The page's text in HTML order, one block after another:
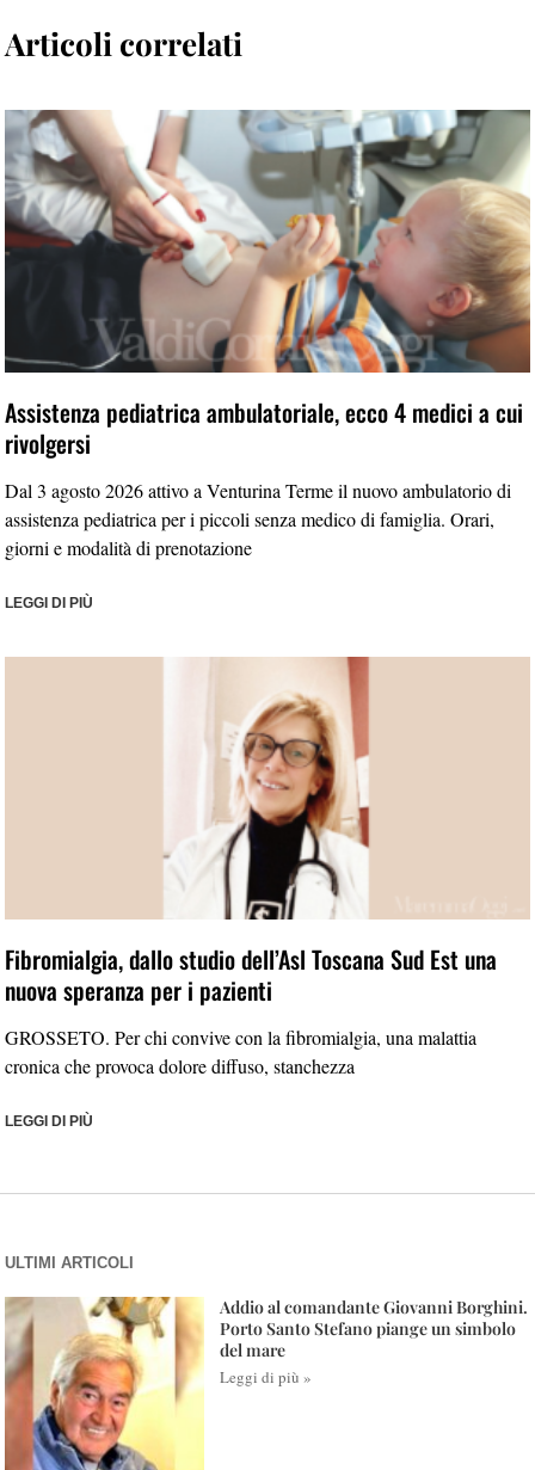
Articoli correlati
Assistenza pediatrica ambulatoriale, ecco 4 medici a cui
rivolgersi
Dal 3 agosto 2026 attivo a Venturina Terme il nuovo ambulatorio di
assistenza pediatrica per i piccoli senza medico di famiglia. Orari,
giorni e modalità di prenotazione
LEGGI DI PIÙ
Fibromialgia, dallo studio dell’Asl Toscana Sud Est una
nuova speranza per i pazienti
GROSSETO. Per chi convive con la fibromialgia, una malattia
cronica che provoca dolore diffuso, stanchezza
LEGGI DI PIÙ
ULTIMI ARTICOLI
Addio al comandante Giovanni Borghini.
Porto Santo Stefano piange un simbolo
del mare
Leggi di più »